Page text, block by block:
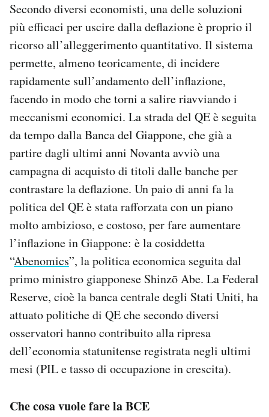
Secondo diversi economisti, una delle soluzioni
più efficaci per uscire dalla deflazione è proprio il
ricorso all’alleggerimento quantitativo. Il sistema
permette, almeno teoricamente, di incidere
rapidamente sull’andamento dell’inflazione,
facendo in modo che torni a salire riavviando i
meccanismi economici. La strada del QE è seguita
da tempo dalla Banca del Giappone, che già a
partire dagli ultimi anni Novanta avviò una
campagna di acquisto di titoli dalle banche per
contrastare la deflazione. Un paio di anni fa la
politica del QE è stata rafforzata con un piano
molto ambizioso, e costoso, per fare aumentare
l’inflazione in Giappone: è la cosiddetta
“Abenomics”, la politica economica seguita dal
primo ministro giapponese Shinzō Abe. La Federal
Reserve, cioè la banca centrale degli Stati Uniti, ha
attuato politiche di QE che secondo diversi
osservatori hanno contribuito alla ripresa
dell’economia statunitense registrata negli ultimi
mesi (PIL e tasso di occupazione in crescita).
Che cosa vuole fare la BCE